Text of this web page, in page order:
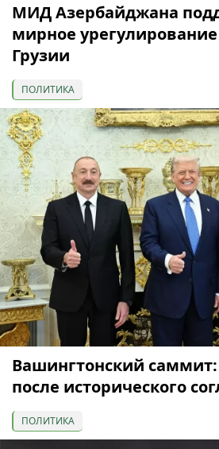
МИД Азербайджана
мирное
Грузии
ПОЛИТИКА
Вашингтонский саммит:
после исторического
ПОЛИТИКА